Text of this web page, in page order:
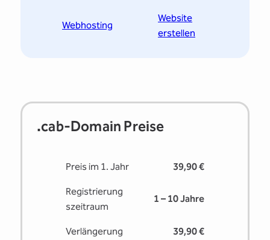
Webhosting
Website
erstellen
.cab-Domain Preise
Preis im 1. Jahr 39,90 €
Registrierung
s­zeitraum
1 – 10 Jahre
Verlängerung 39,90 €